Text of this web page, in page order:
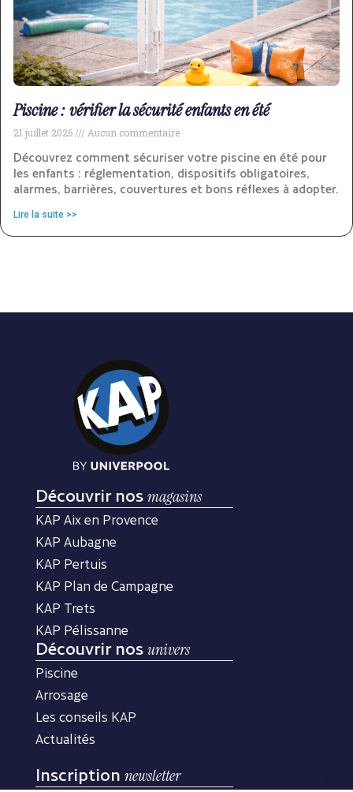
Piscine : vérifier la sécurité enfants en été
21 juillet 2026 Aucun commentaire
Découvrez comment sécuriser votre piscine en été pour
les enfants : réglementation, dispositifs obligatoires,
alarmes, barrières, couvertures et bons réflexes à adopter.
Lire la suite >>
Découvrir nos magasins
KAP Aix en Provence
KAP Aubagne
KAP Pertuis
KAP Plan de Campagne
KAP Trets
KAP Pélissanne
Découvrir nos univers
Piscine
Arrosage
Les conseils KAP
Actualités
Inscription newsletter